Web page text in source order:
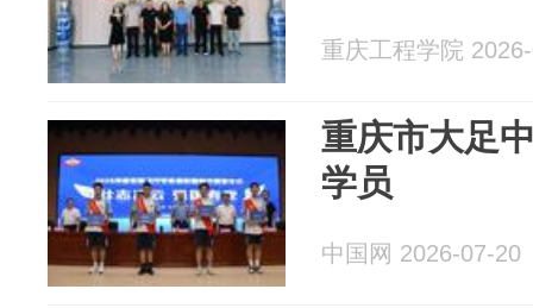
重庆工程学院
重庆市大足
学员
中国网 2026-07-20